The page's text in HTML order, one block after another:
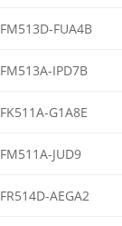
FM513D-FUA4B
FM513A-IPD7B
FK511A-G1A8E
FM511A-JUD9
FR514D-AEGA2